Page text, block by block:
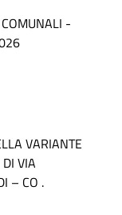
-
VARIANTE
VIA
– CO .